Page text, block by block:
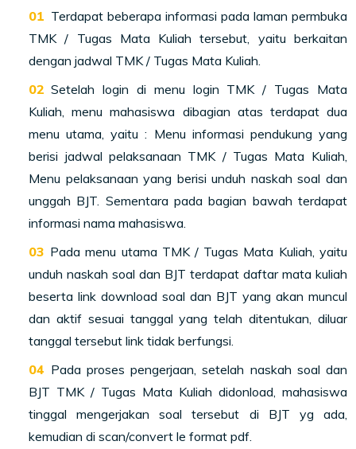
Terdapat beberapa informasi pada laman permbuka
TMK / Tugas Mata Kuliah tersebut, yaitu berkaitan
dengan jadwal TMK / Tugas Mata Kuliah.
Setelah login di menu login TMK / Tugas Mata
Kuliah, menu mahasiswa dibagian atas terdapat dua
menu utama, yaitu : Menu informasi pendukung yang
berisi jadwal pelaksanaan TMK / Tugas Mata Kuliah,
Menu pelaksanaan yang berisi unduh naskah soal dan
unggah BJT. Sementara pada bagian bawah terdapat
informasi nama mahasiswa.
Pada menu utama TMK / Tugas Mata Kuliah, yaitu
unduh naskah soal dan BJT terdapat daftar mata kuliah
beserta link download soal dan BJT yang akan muncul
dan aktif sesuai tanggal yang telah ditentukan, diluar
tanggal tersebut link tidak berfungsi.
Pada proses pengerjaan, setelah naskah soal dan
BJT TMK / Tugas Mata Kuliah didonload, mahasiswa
tinggal mengerjakan soal tersebut di BJT yg ada,
kemudian di scan/convert le format pdf.